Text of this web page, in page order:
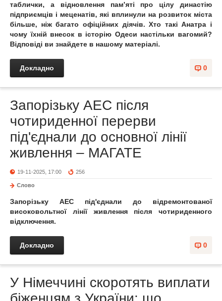
таблички, а відновлення пам’яті про цілу династію
підприємців і меценатів, які вплинули на розвиток міста
більше, ніж багато офіційних діячів. Хто такі Анатра і
чому їхній внесок в історію Одеси настільки вагомий?
Відповіді ви знайдете в нашому матеріалі.
0
Докладно
Запорізьку АЕС після
чотириденної перерви
під'єднали до основної лінії
живлення – МАГАТЕ
19-11-2025, 17:00 256
Слово
Запорізьку АЕС під'єднали до відремонтованої
високовольтної лінії живлення після чотириденного
відключення.
0
Докладно
У Німеччині скоротять виплати